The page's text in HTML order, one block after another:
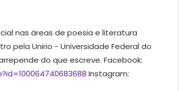
nas áreas de poesia e literatura
pela Unirio - Universidade Federal do
do que escreve. Facebook:
Instagram: